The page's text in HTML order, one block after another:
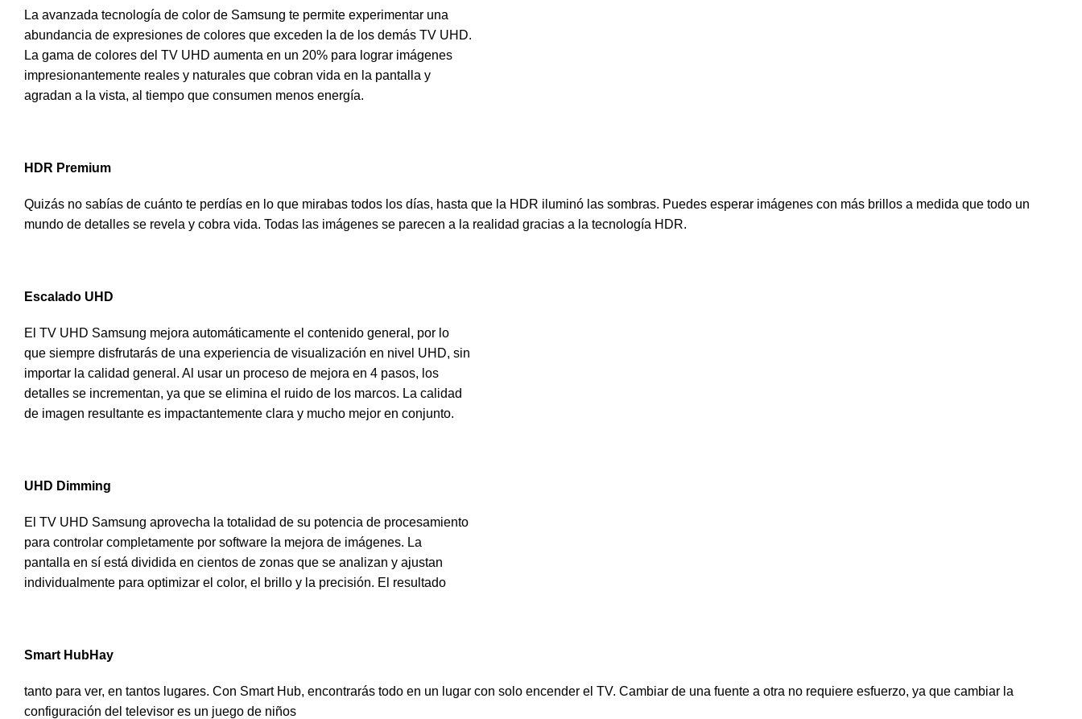
La avanzada tecnología de color de Samsung te permite experimentar una
abundancia de expresiones de colores que exceden la de los demás TV UHD.
La gama de colores del TV UHD aumenta en un 20% para lograr imágenes
impresionantemente reales y naturales que cobran vida en la pantalla y
agradan a la vista, al tiempo que consumen menos energía.
HDR Premium
Quizás no sabías de cuánto te perdías en lo que mirabas todos los días, hasta que la HDR iluminó las sombras. Puedes esperar imágenes con más brillos a medida que todo un
mundo de detalles se revela y cobra vida. Todas las imágenes se parecen a la realidad gracias a la tecnología HDR.
Escalado UHD
El TV UHD Samsung mejora automáticamente el contenido general, por lo
que siempre disfrutarás de una experiencia de visualización en nivel UHD, sin
importar la calidad general. Al usar un proceso de mejora en 4 pasos, los
detalles se incrementan, ya que se elimina el ruido de los marcos. La calidad
de imagen resultante es impactantemente clara y mucho mejor en conjunto.
UHD Dimming
El TV UHD Samsung aprovecha la totalidad de su potencia de procesamiento
para controlar completamente por software la mejora de imágenes. La
pantalla en sí está dividida en cientos de zonas que se analizan y ajustan
individualmente para optimizar el color, el brillo y la precisión. El resultado
Smart HubHay
tanto para ver, en tantos lugares. Con Smart Hub, encontrarás todo en un lugar con solo encender el TV. Cambiar de una fuente a otra no requiere esfuerzo, ya que cambiar la
configuración del televisor es un juego de niños